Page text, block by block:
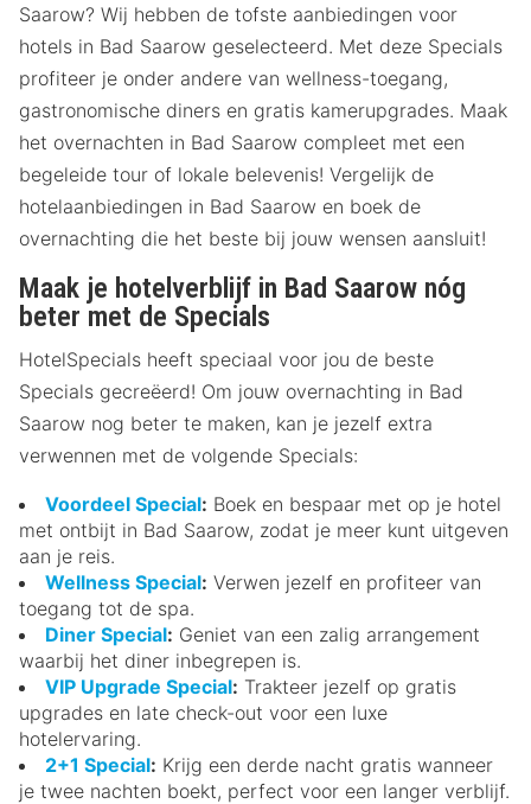
Saarow? Wij hebben de tofste aanbiedingen voor
hotels in Bad Saarow geselecteerd. Met deze Specials
profiteer je onder andere van wellness-toegang,
gastronomische diners en gratis kamerupgrades. Maak
het overnachten in Bad Saarow compleet met een
begeleide tour of lokale belevenis! Vergelijk de
hotelaanbiedingen in Bad Saarow en boek de
overnachting die het beste bij jouw wensen aansluit!
Maak je hotelverblijf in Bad Saarow nóg
beter met de Specials
HotelSpecials heeft speciaal voor jou de beste
Specials gecreëerd! Om jouw overnachting in Bad
Saarow nog beter te maken, kan je jezelf extra
verwennen met de volgende Specials:
Voordeel Special: Boek en bespaar met op je hotel
met ontbijt in Bad Saarow, zodat je meer kunt uitgeven
aan je reis.
Wellness Special: Verwen jezelf en profiteer van
toegang tot de spa.
Diner Special: Geniet van een zalig arrangement
waarbij het diner inbegrepen is.
VIP Upgrade Special: Trakteer jezelf op gratis
upgrades en late check-out voor een luxe
hotelervaring.
2+1 Special: Krijg een derde nacht gratis wanneer
je twee nachten boekt, perfect voor een langer verblijf.